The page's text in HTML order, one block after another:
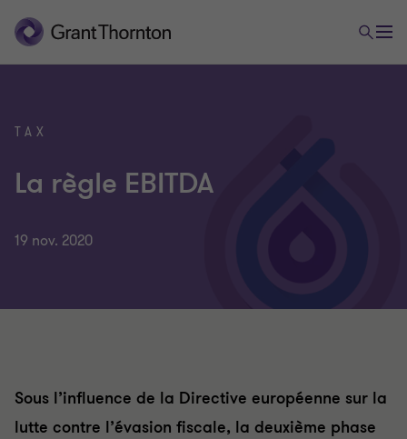
TAX
La règle EBITDA
19 nov. 2020
Sous l’influence de la Directive européenne sur la
lutte contre l’évasion fiscale, la deuxième phase